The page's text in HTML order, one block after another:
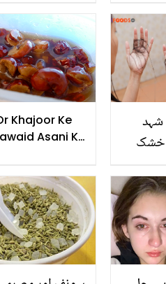
بعد آپ بھی یہ
آزمائیں گے
98 فیصد لوگ
جاتے
Khajoor Ke
Asani Ke
شہد
خشک
اور